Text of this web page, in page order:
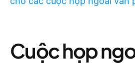
Cuộc họp